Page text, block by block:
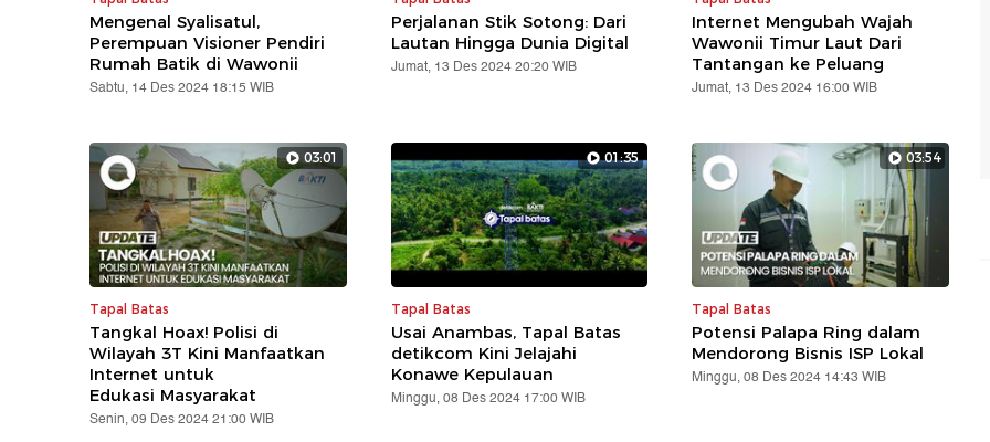
Mengenal Syalisatul,
Perempuan Visioner Pendiri
Rumah Batik di Wawonii
Sabtu, 14 Des 2024 18:15 WIB
Perjalanan Stik Sotong: Dari
Lautan Hingga Dunia Digital
Jumat, 13 Des 2024 20:20 WIB
Internet Mengubah Wajah
Wawonii Timur Laut Dari
Tantangan ke Peluang
Jumat, 13 Des 2024 16:00 WIB
03:01
Tapal Batas
Tangkal Hoax! Polisi di
Wilayah 3T Kini Manfaatkan
Internet untuk
Edukasi Masyarakat
Senin, 09 Des 2024 21:00 WIB
01:35
Tapal Batas
Usai Anambas, Tapal Batas
detikcom Kini Jelajahi
Konawe Kepulauan
Minggu, 08 Des 2024 17:00 WIB
03:54
Tapal Batas
Potensi Palapa Ring dalam
Mendorong Bisnis ISP Lokal
Minggu, 08 Des 2024 14:43 WIB